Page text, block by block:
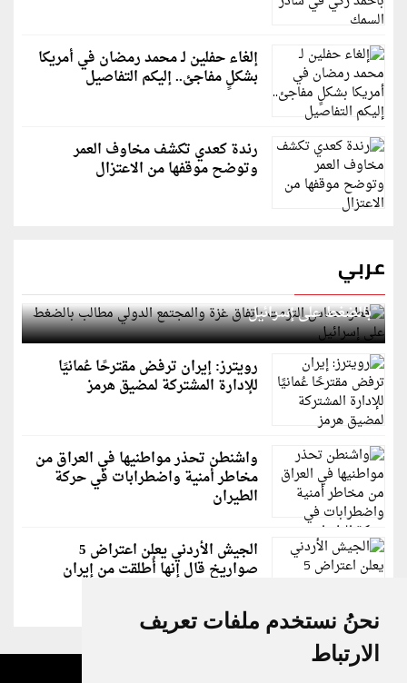
نحنُ نستخدم ملفات تعريف
الارتباط
إلغاء حفلين لـ محمد رمضان في أمريكا
بشكلٍ مفاجئ.. إليكم التفاصيل
رندة كعدي تكشف مخاوف العمر
وتوضح موقفها من الاعتزال
عربي
قطر: حماس التزمت باتفاق غزة والمجتمع الدولي مطالب
بالضغط على إسرائيل
رويترز: إيران ترفض مقترحًا عُمانيًا
للإدارة المشتركة لمضيق هرمز
واشنطن تحذر مواطنيها في العراق من
مخاطر أمنية واضطرابات في حركة
الطيران
الجيش الأردني يعلن اعتراض 5
صواريخ قال إنها أُطلقت من إيران